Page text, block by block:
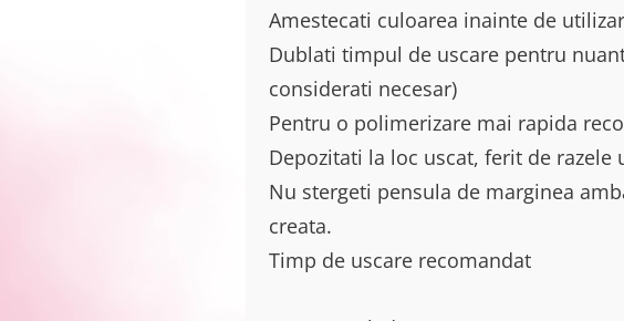
Amestecati culoarea inainte de
Dublati timpul de uscare pentru
considerati necesar)
Pentru o polimerizare mai rapida
Depozitati la loc uscat, ferit de razele
Nu stergeti pensula de marginea
creata.
Timp de uscare recomandat